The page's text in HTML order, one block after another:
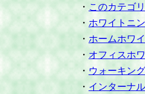
・ このカテゴ
・ ホワイトニ
・ ホームホワ
・ オフィスホ
・ ウォーキン
・ インターナ